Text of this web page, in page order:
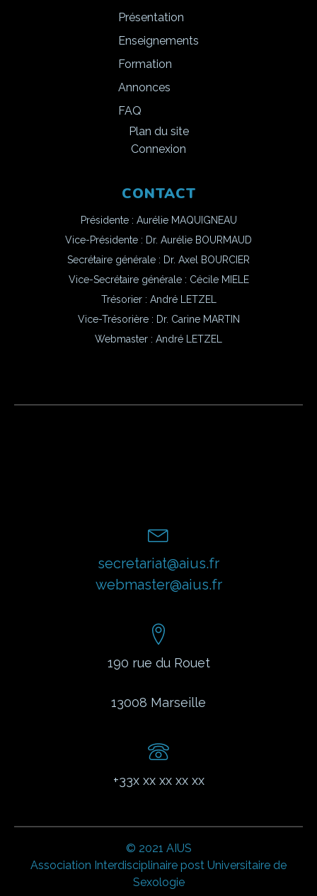
Présentation
Enseignements
Formation
Annonces
FAQ
Plan du site
Connexion
CONTACT
Présidente : Aurélie MAQUIGNEAU
Vice-Présidente : Dr. Aurélie BOURMAUD
Secrétaire générale : Dr. Axel BOURCIER
Vice-Secrétaire générale : Cécile MIELE
Trésorier : André LETZEL
Vice-Trésorière : Dr. Carine MARTIN
Webmaster : André LETZEL
secretariat@aius.fr
webmaster@aius.fr
190 rue du Rouet
13008 Marseille
+33x xx xx xx xx
© 2021 AIUS
Association Interdisciplinaire post Universitaire de
Sexologie